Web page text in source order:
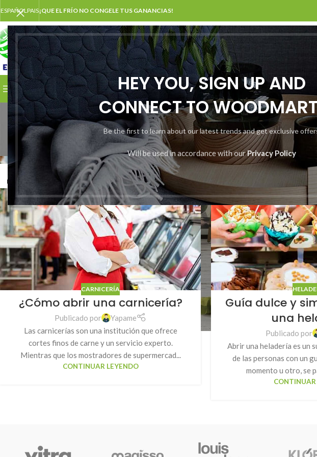
HEY YOU, SIGN UP AND
CONNECT TO
Be the first to learn about our latest trends and get exclusive
Will be used in accordance with ourPrivacy Policy
ESPAÑOLPAIS¡QUE EL FRÍO NO CONGELE TUS GANANCIAS!
SELECCIONAR CATEGORÍA
EXPLORAR CATEGORÍAS INICIONOSOTROSCONTACTO BLOG
Archivos de
Inicio/Entradas
12
MAY
CARNICERÍA
¿Cómo abrir una carnicería?
Publicado por
Yapame
Las carnicerías son una institución que ofrece
cortes finos de carne y un servicio experto.
Mientras que los mostradores de supermercad...
CONTINUAR LEYENDO
Guía dulce y
una
Publicado por
Abrir una heladería es un
de las personas con un
momento u otro, se
CONTINUAR